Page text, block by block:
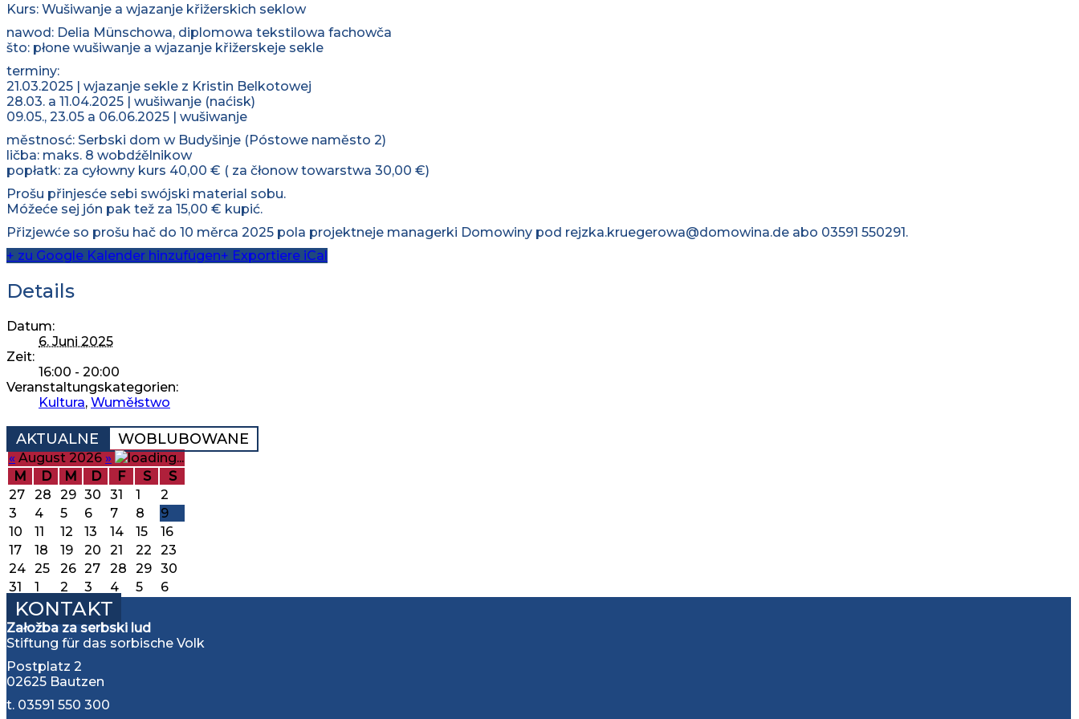
Kurs: Wušiwanje a wjazanje křižerskich seklow
nawod: Delia Münschowa, diplomowa tekstilowa fachowča
što: płone wušiwanje a wjazanje křižerskeje sekle
terminy:
21.03.2025 | wjazanje sekle z Kristin Belkotowej
28.03. a 11.04.2025 | wušiwanje (naćisk)
09.05., 23.05 a 06.06.2025 | wušiwanje
městnosć: Serbski dom w Budyšinje (Póstowe naměsto 2)
ličba: maks. 8 wobdźělnikow
popłatk: za cyłowny kurs 40,00 € ( za čłonow towarstwa 30,00 €)
Prošu přinjesće sebi swójski material sobu.
Móžeće sej jón pak tež za 15,00 € kupić.
Přizjewće so prošu hač do 10 měrca 2025 pola projektneje managerki Domowiny pod rejzka.kruegerowa@domowina.de abo 03591 550291.
+ zu Google Kalender hinzufügen+ Exportiere iCal
Details
Datum:
6. Juni 2025
Zeit:
16:00 - 20:00
Veranstaltungskategorien:
Kultura, Wuměłstwo
AKTUALNE WOBLUBOWANE
« August 2026 »
M
D M D F S
S
27
28 29 30 31 1
2
3
4 5 6 7 8
9
10
11 12 13 14 15
16
17
18 19 20 21 22
23
24 25 26 27 28 29 30
31
1 2 3 4 5 6
KONTAKT
Załožba za serbski lud
Stiftung für das sorbische Volk
Postplatz 2
02625 Bautzen
t. 03591 550 300